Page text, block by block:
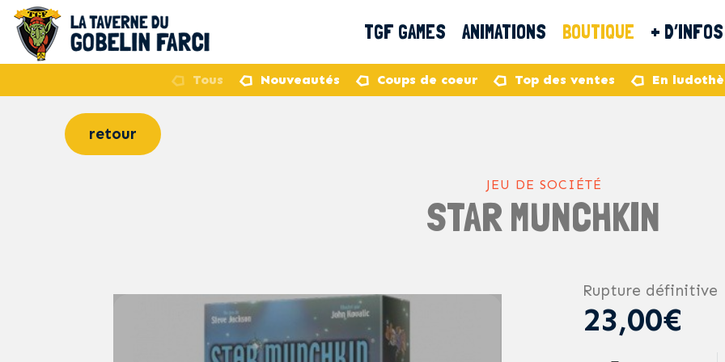
TGF GAMES ANIMATIONS BOUTIQUE + D’INFOS
Tous Nouveautés Coups de coeur Top des ventes En
retour
JEU DE SOCIÉTÉ
STAR MUNCHKIN
Rupture définitive
23,00€